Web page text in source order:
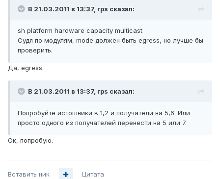
В 21.03.2011 в 13:37, rps сказал:
sh platform hardware capacity multicast
Судя по модулям, mode должен быть egress, но лучше бы
проверить.
Да, egress.
В 21.03.2011 в 13:37, rps сказал:
Попробуйте истошники в 1,2 и получатели на 5,6. Или
просто одного из получателей перенести на 5 или 7.
Ок, попробую.
Вставить ник Цитата